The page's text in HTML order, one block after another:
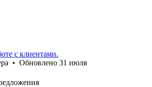
с клиентами.
• Обновлено 31 июля